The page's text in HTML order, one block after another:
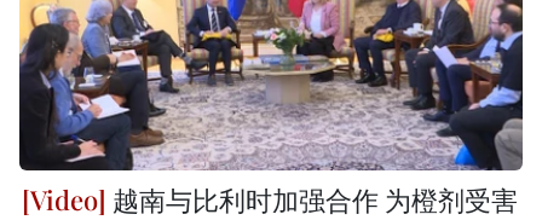
越南与比利时加强合作 为橙剂受害